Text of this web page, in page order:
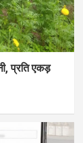
प्रति एकड़